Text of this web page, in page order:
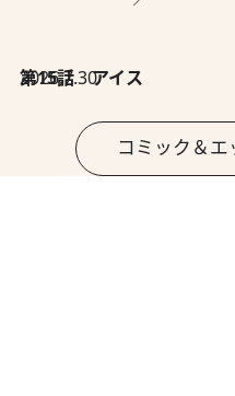
2026.7.30
第15話 アイス
コミック＆エ